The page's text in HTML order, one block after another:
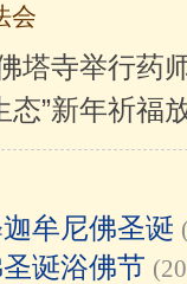
会
塔寺举行药
态”新年祈福
牟尼佛圣诞
诞浴佛节